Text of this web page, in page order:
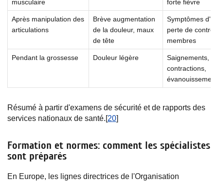
musculaire
forte fièvre
Après manipulation des
articulations
Brève augmentation
de la douleur, maux
de tête
Symptômes
perte de
membres
Pendant la grossesse Douleur légère
Saignements,
contractions,
Résumé à partir d'examens de sécurité et de rapports des
services nationaux de santé.[20]
Formation et normes: comment les spécialistes
sont préparés
En Europe, les lignes directrices de l'Organisation